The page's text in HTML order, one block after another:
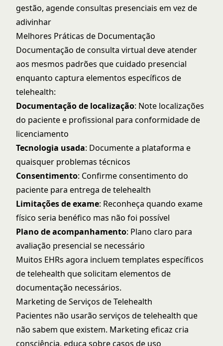
gestão, agende consultas presenciais em vez de
adivinhar
Melhores Práticas de Documentação
Documentação de consulta virtual deve atender
aos mesmos padrões que cuidado presencial
enquanto captura elementos específicos de
telehealth:
Documentação de localização: Note localizações
do paciente e profissional para conformidade de
licenciamento
Tecnologia usada: Documente a plataforma e
quaisquer problemas técnicos
Consentimento: Confirme consentimento do
paciente para entrega de telehealth
Limitações de exame: Reconheça quando exame
físico seria benéfico mas não foi possível
Plano de acompanhamento: Plano claro para
avaliação presencial se necessário
Muitos EHRs agora incluem templates específicos
de telehealth que solicitam elementos de
documentação necessários.
Marketing de Serviços de Telehealth
Pacientes não usarão serviços de telehealth que
não sabem que existem. Marketing eficaz cria
consciência, educa sobre casos de uso